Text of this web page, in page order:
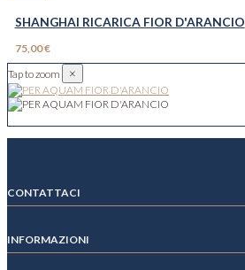
SHANGHAI RICARICA FIOR D'ARANCIO
75,00 €
Tap to zoom
×
CONTATTACI
INFORMAZIONI